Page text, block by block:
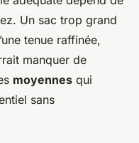
Un sac trop grand
tenue raffinée,
manquer de
moyennes qui
sans